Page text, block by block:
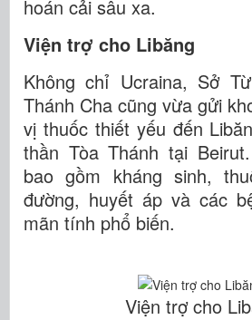
hoán cải sâu xa.
Viện trợ cho Libăng
Không chỉ Ucraina, Sở
Thánh Cha cũng vừa gửi
vị thuốc thiết yếu đến
thần Tòa Thánh tại
bao gồm kháng sinh,
đường, huyết áp và các
mãn tính phổ biến.
Viện trợ cho